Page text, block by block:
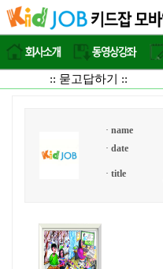
:: 묻고답하기 ::
· name
· date
· title